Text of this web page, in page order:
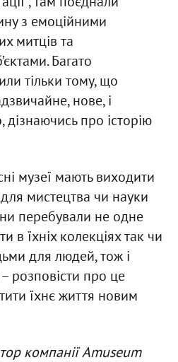
з емоційними
митців та
Багато
тільки тому, що
нове, і
про історію
музеї мають виходити
мистецтва чи науки
перебували не одне
в їхніх колекціях так чи
для людей, тож і
розповісти про це
їхнє життя новим
компанії Amuseum